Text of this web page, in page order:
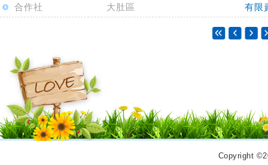
合作社 大肚區 有限
Copyright